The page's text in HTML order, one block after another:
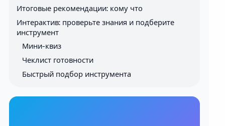
Итоговые рекомендации: кому что
Интерактив: проверьте знания и подберите
инструмент
Мини-квиз
Чеклист готовности
Быстрый подбор инструмента